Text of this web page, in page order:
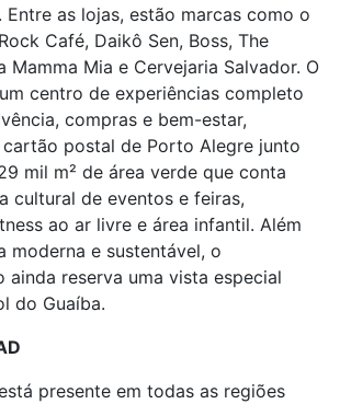
Entre as lojas, estão marcas como o
Café, Daikô Sen, Boss, The
Mamma Mia e Cervejaria Salvador. O
centro de experiências completo
compras e bem-estar,
postal de Porto Alegre junto
mil m² de área verde que conta
cultural de eventos e feiras,
ao ar livre e área infantil. Além
moderna e sustentável, o
ainda reserva uma vista especial
do Guaíba.
presente em todas as regiões